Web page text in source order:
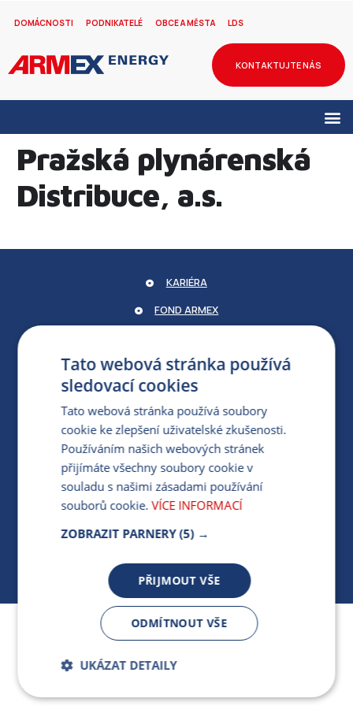
DOMÁCNOSTI PODNIKATELÉ OBCE A MĚSTA LDS
KONTAKTUJTE NÁS
Pražská plynárenská
Distribuce, a.s.
Jsme součástí skupiny ARMEX a členem Asociace
nezávislých dodavatelů energií.
KARIÉRA
FOND ARMEX
PARTNERSKÝ PORTÁL
PRO MÉDIA
MÁM DOTAZ KE STÁVAJÍCÍ SMLOUVĚ
412 154 154
PO-PÁ 7:30-17:00
Tato webová stránka používá
sledovací cookies
Tato webová stránka používá soubory
cookie ke zlepšení uživatelské zkušenosti.
Používáním našich webových stránek
přijímáte všechny soubory cookie v
souladu s našimi zásadami používání
souborů cookie. VÍCE INFORMACÍ
ZOBRAZIT PARNERY (5) →
PŘIJMOUT VŠE
ODMÍTNOUT VŠE
UKÁZAT DETAILY
Bezpodmínečně
Výkonnostní